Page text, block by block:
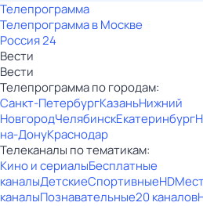
Телепрограмма
Телепрограмма в Москве
Россия 24
Вести
Вести
Телепрограмма по городам:
Санкт-ПетербургКазаньНижний
НовгородЧелябинскЕкатеринбург
на-ДонуКраснодар
Телеканалы по тематикам:
Кино и сериалыБесплатные
каналыДетскиеСпортивныеHD
каналыПознавательные20 каналов